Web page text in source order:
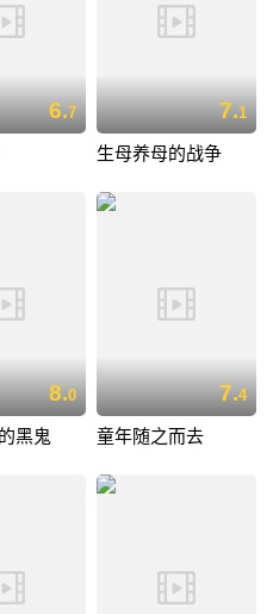
6.7 7.1
生母养母的战争
8.0
黑鬼
7.4
童年随之而去